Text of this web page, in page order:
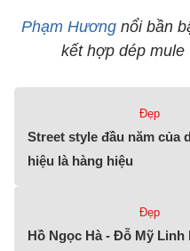
Phạm Hương nổi bần
kết hợp dép mule
Đẹp
Street style đầu năm của
hiệu là hàng hiệu
Đẹp
Hồ Ngọc Hà - Đỗ Mỹ